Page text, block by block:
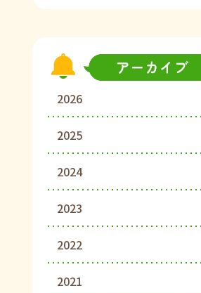
2026
2025
2024
2023
2022
2021